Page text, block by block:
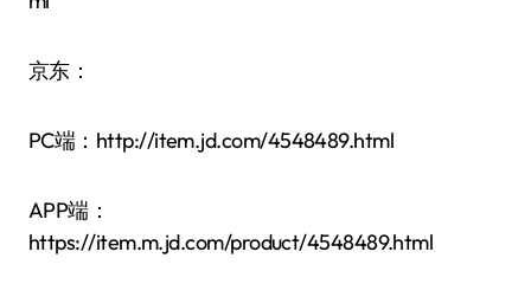
京东：
PC端：http://item.jd.com/4548489.html
APP端：
https://item.m.jd.com/product/4548489.html